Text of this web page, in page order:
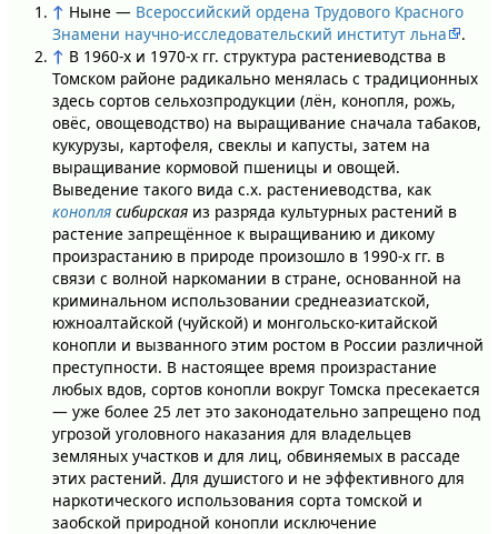
↑ Ныне — Всероссийский ордена Трудового Красного
Знамени научно-исследовательский институт льна
.
↑ В 1960-х и 1970-х гг. структура растениеводства в
Томском районе радикально менялась с традиционных
здесь сортов сельхозпродукции (лён, конопля, рожь,
овёс, овощеводство) на выращивание сначала табаков,
кукурузы, картофеля, свеклы и капусты, затем на
выращивание кормовой пшеницы и овощей.
Выведение такого вида с.х. растениеводства, как
коноплясибирскаяиз разряда культурных растений в
растение запрещённое к выращиванию и дикому
произрастанию в природе произошло в 1990-х гг. в
связи с волной наркомании в стране, основанной на
криминальном использовании среднеазиатской,
южноалтайской (чуйской) и монгольско-китайской
конопли и вызванного этим ростом в России различной
преступности. В настоящее время произрастание
любых вдов, сортов конопли вокруг Томска пресекается
— уже более 25 лет это законодательно запрещено под
угрозой уголовного наказания для владельцев
земляных участков и для лиц, обвиняемых в рассаде
этих растений. Для душистого и не эффективного для
наркотического использования сорта томской и
заобской природной конопли исключение